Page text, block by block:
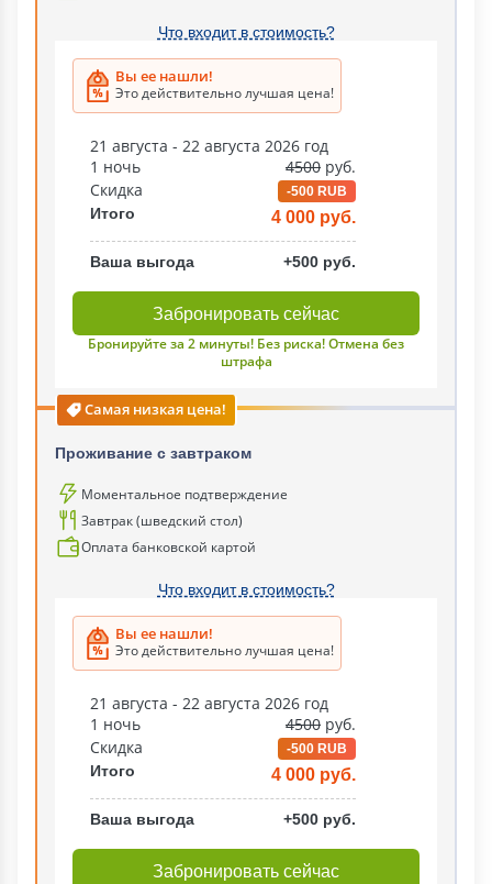
Что входит в стоимость?
Вы ее нашли!
Это действительно лучшая цена!
21 августа - 22 августа 2026 год
1 ночь
4500 руб.
Скидка
-500 RUB
Итого 4 000 руб.
Ваша выгода +500 руб.
Забронировать сейчас
Бронируйте за 2 минуты! Без риска! Отмена без
штрафа
Самая низкая цена!
Проживание с завтраком
Моментальное подтверждение
Завтрак (шведский стол)
Оплата банковской картой
Что входит в стоимость?
Вы ее нашли!
Это действительно лучшая цена!
21 августа - 22 августа 2026 год
1 ночь
4500 руб.
Скидка
-500 RUB
Итого 4 000 руб.
Ваша выгода +500 руб.
Забронировать сейчас